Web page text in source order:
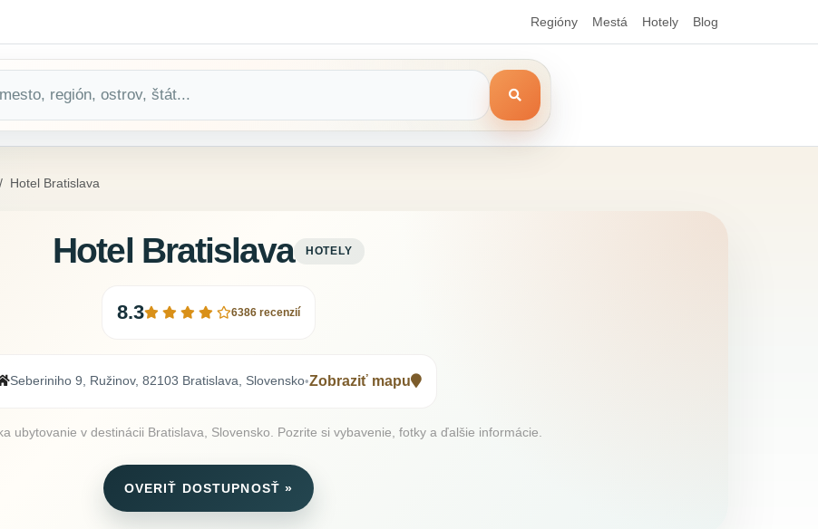
Regióny Mestá Hotely Blog
Hotel Bratislava
Hotel Bratislava HOTELY
8.3 6386 recenzií
Seberiniho 9, Ružinov, 82103 Bratislava, Slovensko•Zobraziť mapu
ubytovanie v destinácii Bratislava, Slovensko. Pozrite si vybavenie, fotky a ďalšie informácie.
OVERIŤ DOSTUPNOSŤ »